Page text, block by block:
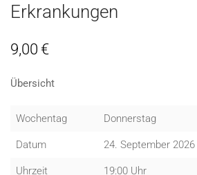
Erkrankungen
9,00 €
Übersicht
Wochentag Donnerstag
Datum 24. September 2026
Uhrzeit 19:00 Uhr